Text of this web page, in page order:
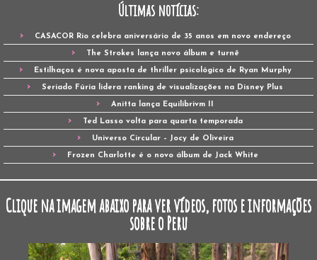
Últimas notícias:
CASACOR Rio celebra aniversário de 35 anos em novo endereço
The Strokes lança novo álbum e turnê
Estilhaços é nova aposta de thriller psicológico de Ryan Murphy
Seriado Fúria lidera ranking de visualizações na Disney Plus
Anitta lança Equilibrivm II
Ted Lasso volta para quarta temporada
Universo Circular – Jocy de Oliveira
Frozen Charlotte é o novo álbum de Jack White
Clique na imagem abaixo para ver vídeos, fotos e informações
sobre o Peru